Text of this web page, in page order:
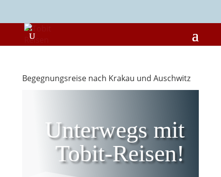
Begegnungsreise nach Krakau und Auschwitz
Unterwegs mit
Tobit-Reisen!